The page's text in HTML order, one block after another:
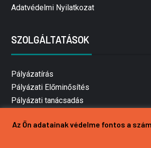
Adatvédelmi Nyilatkozat
SZOLGÁLTATÁSOK
Pályázatírás
Pályázati Előminősítés
Pályázati tanácsadás
Mezőgazdasági pályázatírás
Az Ön adatainak védelme fontos a